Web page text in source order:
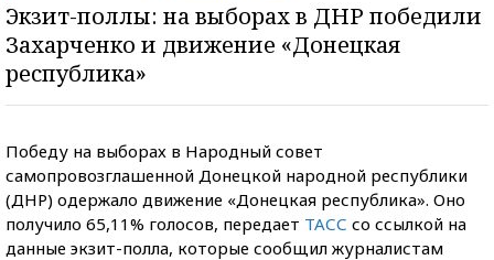
Экзит-поллы: на выборах в ДНР победили
Захарченко и движение «Донецкая
республика»
Победу на выборах в Народный совет
самопровозглашенной Донецкой народной республики
(ДНР) одержало движение «Донецкая республика». Оно
получило 65,11% голосов, передает ТАСС со ссылкой на
данные экзит-полла, которые сообщил журналистам